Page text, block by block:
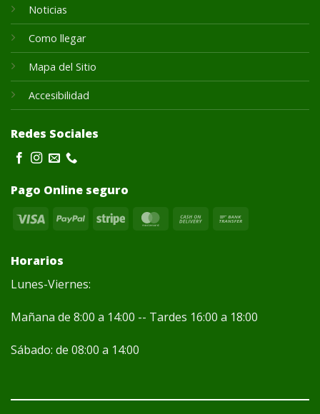
Noticias
Como llegar
Mapa del Sitio
Accesibilidad
Redes Sociales
Pago Online seguro
Visa
PayPal Stripe MasterCard
Cash
Horarios
Lunes-Viernes:
Mañana de 8:00 a 14:00 -- Tardes 16:00 a 18:00
Sábado: de 08:00 a 14:00